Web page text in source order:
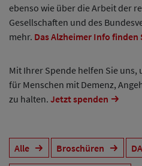
ebenso wie über die Arbeit der
Gesellschaften und des
mehr. Das Alzheimer Info finden
Mit Ihrer Spende helfen Sie
für Menschen mit Demenz,
zu halten. Jetzt spenden
Alle Broschüren